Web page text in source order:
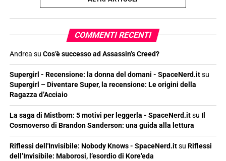
COMMENTI RECENTI
Andrea su Cos’è successo ad Assassin’s Creed?
Supergirl - Recensione: la donna del domani - SpaceNerd.itsu
Supergirl – Diventare Super, la recensione: Le origini della
Ragazza d’Acciaio
La saga di Mistborn: 5 motivi per leggerla - SpaceNerd.itsu Il
Cosmoverso di Brandon Sanderson: una guida alla lettura
Riflessi dell'Invisibile: Nobody Knows - SpaceNerd.itsu Riflessi
dell’Invisibile: Maborosi, l’esordio di Kore’eda